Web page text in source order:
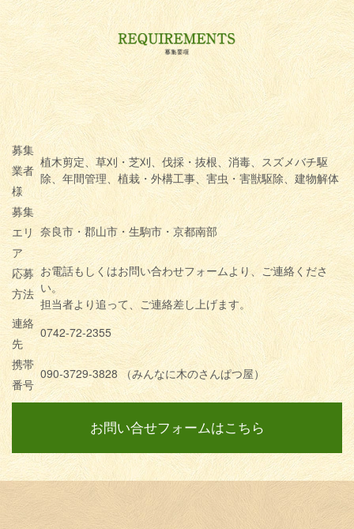
募集
業者
様
植木剪定、草刈・芝刈、伐採・抜根、消毒、スズメバチ駆
除、年間管理、植栽・外構工事、害虫・害獣駆除、建物解体
募集
エリ
ア
奈良市・郡山市・生駒市・京都南部
応募
方法
お電話もしくはお問い合わせフォームより、ご連絡くださ
い。
担当者より追って、ご連絡差し上げます。
連絡
先
0742-72-2355
携帯
番号
090-3729-3828 （みんなに木のさんぱつ屋）
お問い合せフォームはこちら